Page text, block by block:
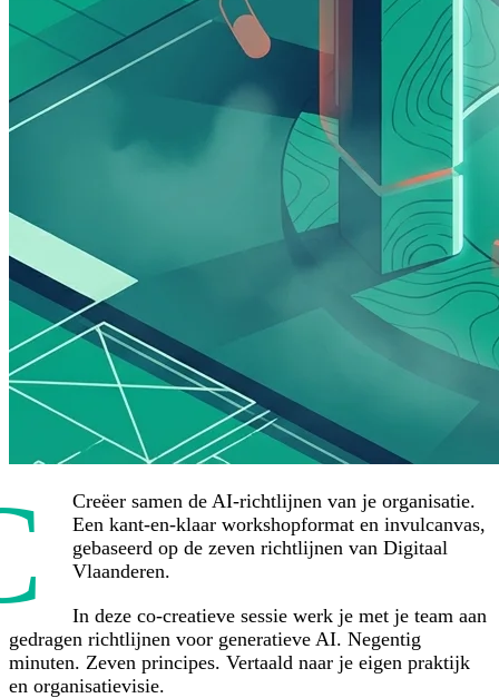
Creëer samen de AI-richtlijnen van je organisatie.
Een kant-en-klaar workshopformat en invulcanvas,
gebaseerd op de zeven richtlijnen van Digitaal
Vlaanderen.
In deze co-creatieve sessie werk je met je team aan
gedragen richtlijnen voor generatieve AI. Negentig
minuten. Zeven principes. Vertaald naar je eigen praktijk
en organisatievisie.